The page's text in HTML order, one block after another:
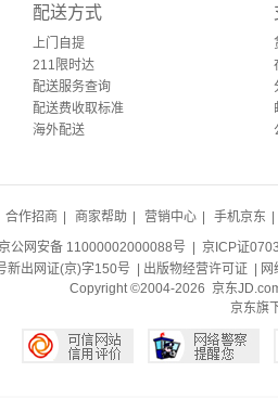
配送方式
上门自提
211限时达
配送服务查询
配送费收取标准
海外配送
合作招商 商家帮助 营销中心 手机京东
公网安备 11000002000088号 | 京ICP证
新出网证(京)字150号 | 出版物经营许可证
Copyright ©2004-2026 京东
京东旗